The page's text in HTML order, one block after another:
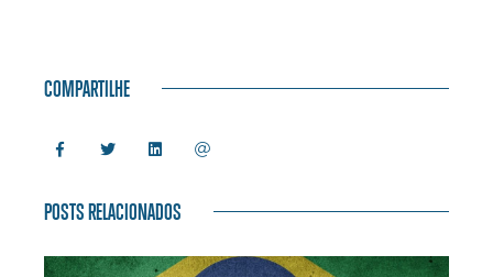
COMPARTILHE
POSTS RELACIONADOS